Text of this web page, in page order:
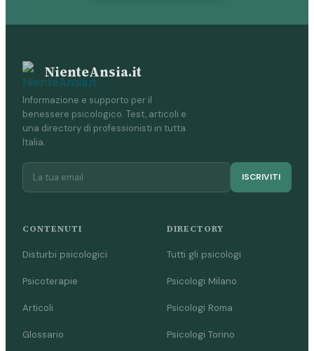
NienteAnsia.it
Informazione e supporto per il
benessere psicologico. Test, articoli e
una directory di professionisti in tutta
Italia.
ISCRIVITI
CONTENUTI
Disturbi psicologici
Psicoterapie
Articoli
Glossario
DIRECTORY
Tutti gli psicologi
Psicologi Milano
Psicologi Roma
Psicologi Torino